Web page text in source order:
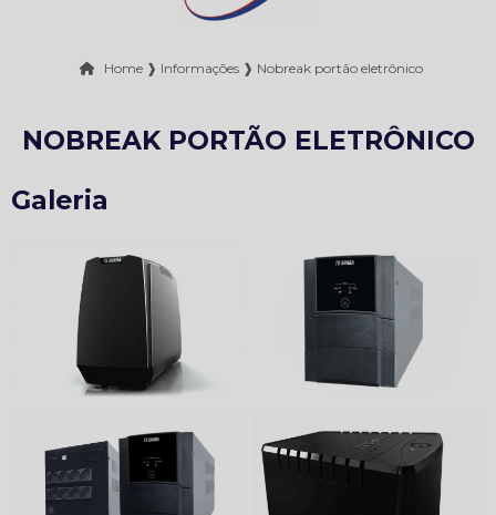
Home ❱ Informações ❱ Nobreak portão eletrônico
NOBREAK PORTÃO ELETRÔNICO
Galeria